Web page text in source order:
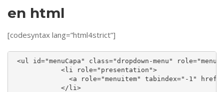
en html
[codesyntax lang=”html4strict”]
<ul id="menuCapa" class="dropdown-menu"
            <li role="presentation">
<a role="menuitem" tabindex="-1"
            </li>